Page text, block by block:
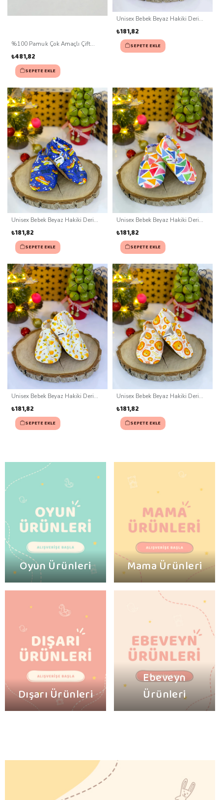
%100 Pamuk Çok Amaçlı Çift
₺481,82
SEPETE EKLE
Unisex Bebek Beyaz Hakiki Deri
₺181,82
SEPETE EKLE
Unisex Bebek Beyaz Hakiki Deri
₺181,82
SEPETE EKLE
Unisex Bebek Beyaz Hakiki Deri
₺181,82
SEPETE EKLE
Unisex Bebek Beyaz Hakiki Deri
₺181,82
SEPETE EKLE
Unisex Bebek Beyaz Hakiki Deri
₺181,82
SEPETE EKLE
Oyun Ürünleri Mama Ürünleri
Dışarı Ürünleri
Ebeveyn
Ürünleri